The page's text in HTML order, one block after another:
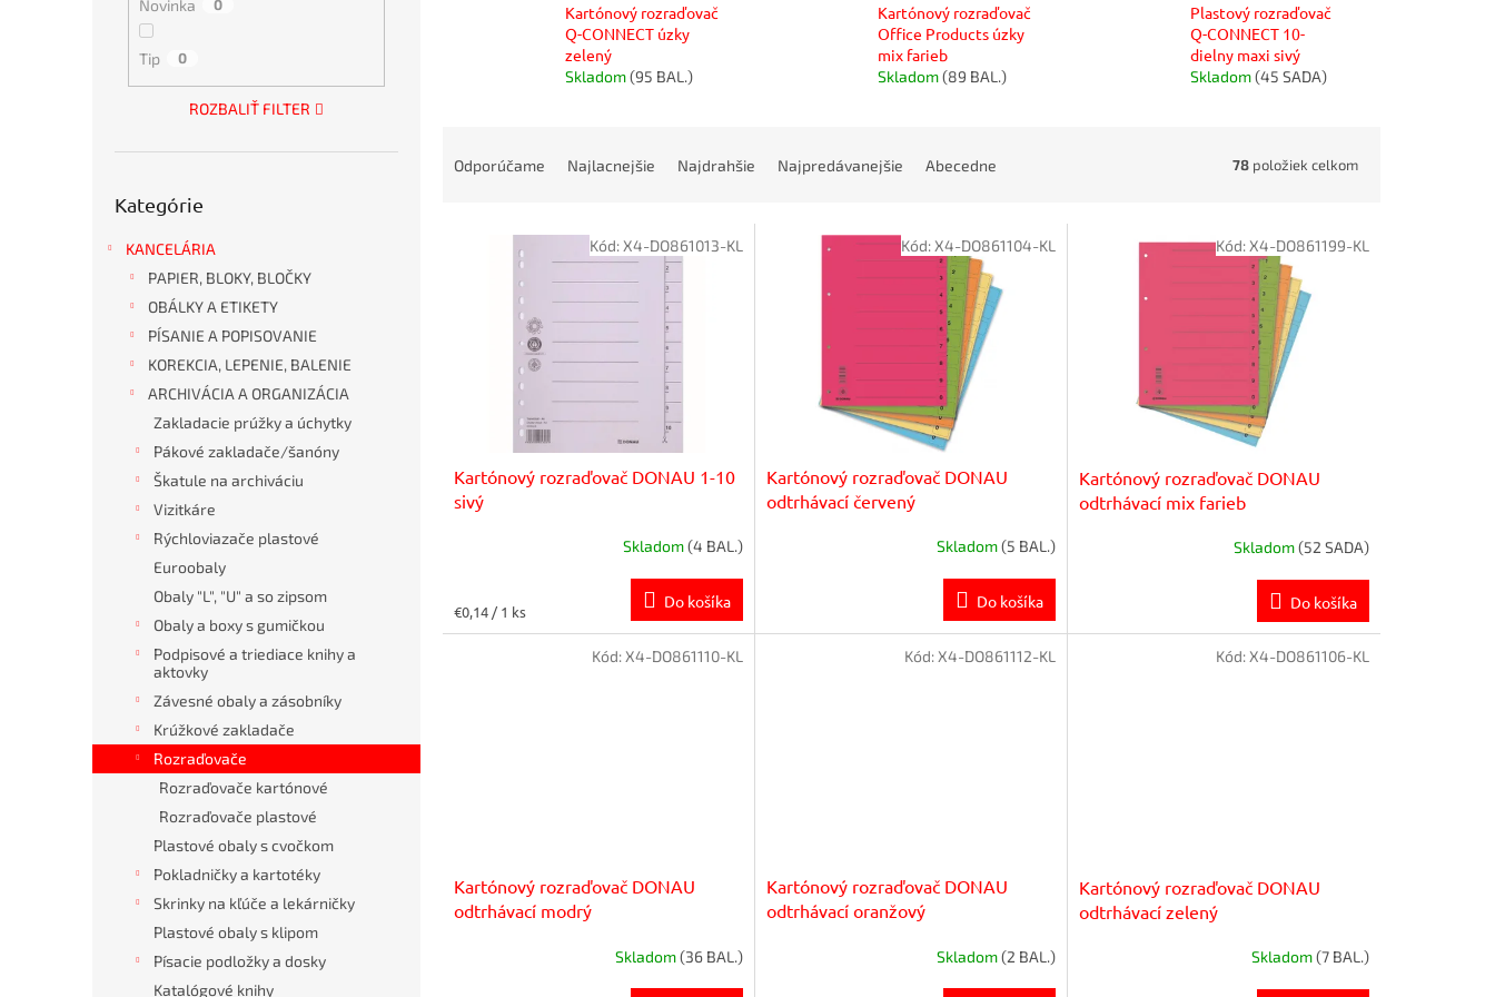
Novinka 0
Tip 0
ROZBALIŤ FILTER
kategórie
Kategórie
KANCELÁRIA
PAPIER, BLOKY, BLOČKY
OBÁLKY A ETIKETY
PÍSANIE A POPISOVANIE
KOREKCIA, LEPENIE, BALENIE
ARCHIVÁCIA A ORGANIZÁCIA
Zakladacie prúžky a úchytky
Pákové zakladače/šanóny
Škatule na archiváciu
Vizitkáre
Rýchloviazače plastové
Euroobaly
Obaly "L", "U" a so zipsom
Obaly a boxy s gumičkou
Podpisové a triediace knihy a
aktovky
Závesné obaly a zásobníky
Krúžkové zakladače
Rozraďovače
Rozraďovače kartónové
Rozraďovače plastové
Plastové obaly s cvočkom
Pokladničky a kartotéky
Skrinky na kľúče a lekárničky
Plastové obaly s klipom
Písacie podložky a dosky
Katalógové knihy
Kartónový rozraďovač
Q-CONNECT úzky
zelený
Skladom(95 BAL.)
Kartónový rozraďovač
Office Products úzky
mix farieb
Skladom(89 BAL.)
Plastový rozraďovač
Q-CONNECT 10-
dielny maxi sivý
Skladom(45 SADA)
Odporúčame Najlacnejšie Najdrahšie Najpredávanejšie Abecedne 78 položiek celkom
Kartónový rozraďovač DONAU 1-10
sivý
Skladom(4 BAL.)
Jednotková
cena:
€0,14 / 1 ks
Do košíka
Kód:X4-DO861013-KL
Kartónový rozraďovač DONAU
odtrhávací červený
Skladom(5 BAL.)
Do košíka
Kód:X4-DO861104-KL
Kartónový rozraďovač DONAU
odtrhávací mix farieb
Skladom(52 SADA)
Do košíka
Kód:X4-DO861199-KL
Kartónový rozraďovač DONAU
odtrhávací modrý
Skladom(36 BAL.)
Kód:X4-DO861110-KL
Kartónový rozraďovač DONAU
odtrhávací oranžový
Skladom(2 BAL.)
Kód:X4-DO861112-KL
Kartónový rozraďovač DONAU
odtrhávací zelený
Skladom(7 BAL.)
Kód:X4-DO861106-KL